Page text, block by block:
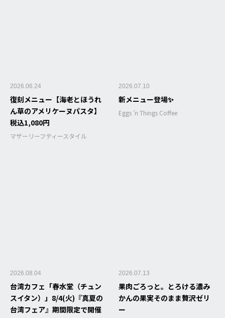
2026.06.24
復刻メニュー【海老とほうれ
ん草のアメリケーヌパスタ】
税込1,080円
マザーリーフティースタイル
2026.07.10
新メニュー登場✨
Eggs ’n Things Coffee
2026.08.04
台湾カフェ「春水堂（チュン
スイタン）」8/4(火)『真夏の
台湾フェア』期間限定で開催
2026.07.13
果肉ごろっと。とろける濃み
かんの果実そのまま贅沢ゼリ
ー